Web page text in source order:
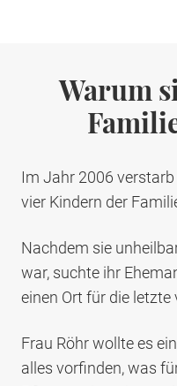
Warum
Im Jahr 2006
vier Kindern der
Nachdem sie
war, suchte ihr
einen Ort für die letzte
Frau Röhr wollte es
alles vorfinden, was